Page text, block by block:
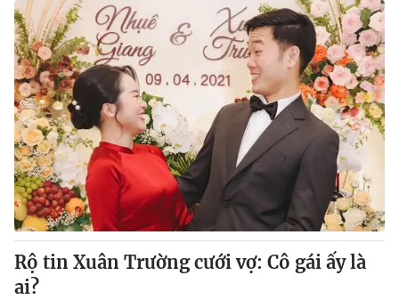
Pháp luật
Y tế
Thế giới
Tin tức
Thế giới đó đây
Câu chuyện quốc tế
Kinh tế
Tài chính
Thị trường
Góc doanh nghiệp
Dữ liệu và đời sống
Truyền hình
Rộ tin Xuân Trường cưới vợ: Cô gái ấy là
ai?